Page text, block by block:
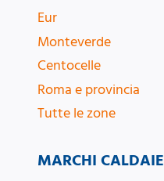
Eur
Monteverde
Centocelle
Roma e provincia
Tutte le zone
MARCHI CALDAIE